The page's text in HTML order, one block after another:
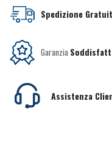
Spedizione
Garanzia
Assistenza